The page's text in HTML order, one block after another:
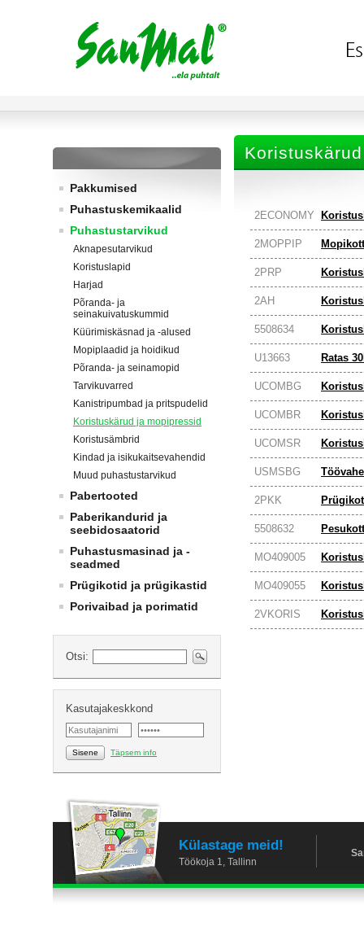
Pakkumised
Puhastuskemikaalid
Puhastustarvikud
Aknapesutarvikud
Koristuslapid
Harjad
Põranda- ja
seinakuivatuskummid
Küürimiskäsnad ja -alused
Mopiplaadid ja hoidikud
Põranda- ja seinamopid
Tarvikuvarred
Kanistripumbad ja pritspudelid
Koristuskärud ja mopipressid
Koristusämbrid
Kindad ja isikukaitsevahendid
Muud puhastustarvikud
Pabertooted
Paberikandurid ja
seebidosaatorid
Puhastusmasinad ja -
seadmed
Prügikotid ja prügikastid
Porivaibad ja porimatid
Otsi:
Kasutajakeskkond
Sisene Täpsem info
2ECONOMY
2MOPPIP
2PRP
2AH
5508634
U13663 Ratas
UCOMBG
UCOMBR
UCOMSR
USMSBG
2PKK
5508632
MO409005
MO409055
2VKORIS
Külastage meid!
Töökoja 1, Tallinn